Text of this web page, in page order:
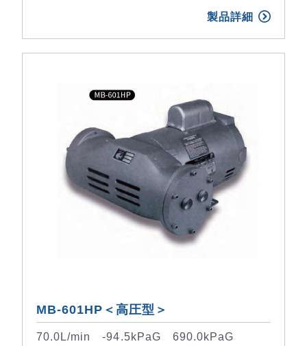
製品詳細
MB-601HP＜高圧型＞
70.0L/min -94.5kPaG 690.0kPaG